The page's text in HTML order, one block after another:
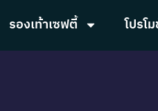
รองเท้าเซฟตี้ โปรโ